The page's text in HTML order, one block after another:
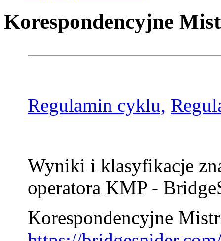
Korespondencyjne
Regulamin cyklu,
Wyniki i klasyfikacje
operatora KMP -
Korespondencyjne